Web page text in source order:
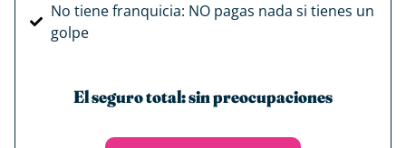
No tiene franquicia: NO pagas nada si tienes un
golpe
El seguro total: sin preocupaciones